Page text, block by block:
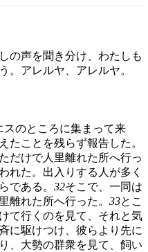
の声を聞き分け、わたしも
。アレルヤ、アレルヤ。
スのところに集まって来
たことを残らず報告した。
だけで人里離れた所へ行っ
れた。出入りする人が多く
である。 32そこで、一同は
離れた所へ行った。 33とこ
て行くのを見て、それと気
に駆けつけ、彼らより先に
、大勢の群衆を見て、飼い